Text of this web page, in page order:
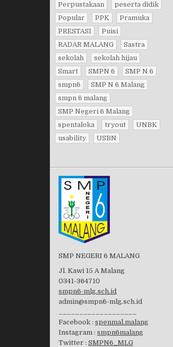
Perpustakaan
peserta didik
Popular
PPK
Pramuka
PRESTASI
Puisi
RADAR MALANG
Sastra
sekolah
sekolah hijau
Smart
SMPN 6
SMP N 6
smpn6
SMP N 6 Malang
smpn 6 malang
SMP Negeri 6 Malang
spentaloka
tryout
UNBK
usability
USBN
SMP NEGERI 6 MALANG
Jl. Kawi 15 A Malang
0341-364710
smpn6-mlg.sch.id
admin@smpn6-mlg.sch.id
Facebook : spenmal.malang
Instagram : smpn6malang
Twitter : SMPN6_MLG